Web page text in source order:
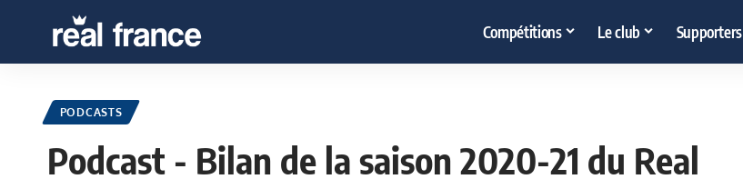
Compétitions Le club Supporters
PODCASTS
Podcast - Bilan de la saison 2020-21 du Real